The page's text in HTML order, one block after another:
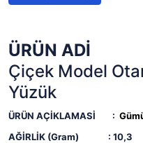
ÜRÜN
Çiçek Model
Yüzük
ÜRÜN AÇİKLAMASİ :
AĞİRLİK (Gram) : 10,3